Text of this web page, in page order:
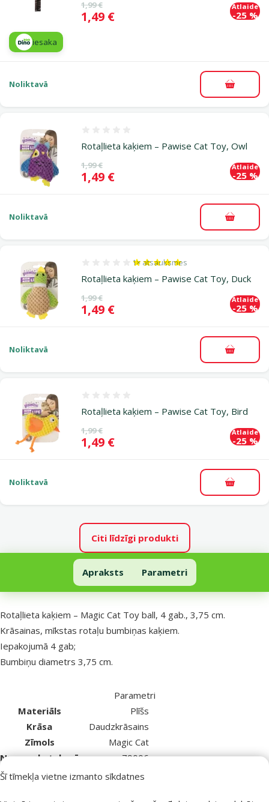
Šī tīmekļa vietne izmanto sīkdatnes
Oriģinālā cena
1,99 €
Cena
1,49 €
Atlaide
-25 %
iesaka
Noliktavā
Rotaļlieta kaķiem – Pawise Cat Toy, Owl
Oriģinālā cena
1,99 €
Cena
1,49 €
Atlaide
-25 %
Noliktavā
Rotaļlieta kaķiem – Pawise Cat Toy, Duck
Atsauksmes 100%, reitingu skaits: 1
1× atsauksmes
Oriģinālā cena
1,99 €
Cena
1,49 €
Atlaide
-25 %
Noliktavā
Rotaļlieta kaķiem – Pawise Cat Toy, Bird
Oriģinālā cena
1,99 €
Cena
1,49 €
Atlaide
-25 %
Noliktavā
Citi līdzīgi produkti
Rotaļlieta kaķiem – Magic Cat Toy ball, 4 gab., 3,75 cm
Apraksts Parametri
Uz lapas sākumu
superzoo.product.detail.content
Rotaļlieta kaķiem – Magic Cat Toy ball, 4 gab., 3,75 cm.
Krāsainas, mīkstas rotaļu bumbiņas kaķiem.
Iepakojumā 4 gab;
Bumbiņu diametrs 3,75 cm.
Parametri
Materiāls
Plīšs
Krāsa
Daudzkrāsains
Zīmols
Magic Cat
Numurs katalogā
79006
EAN
8595091786206